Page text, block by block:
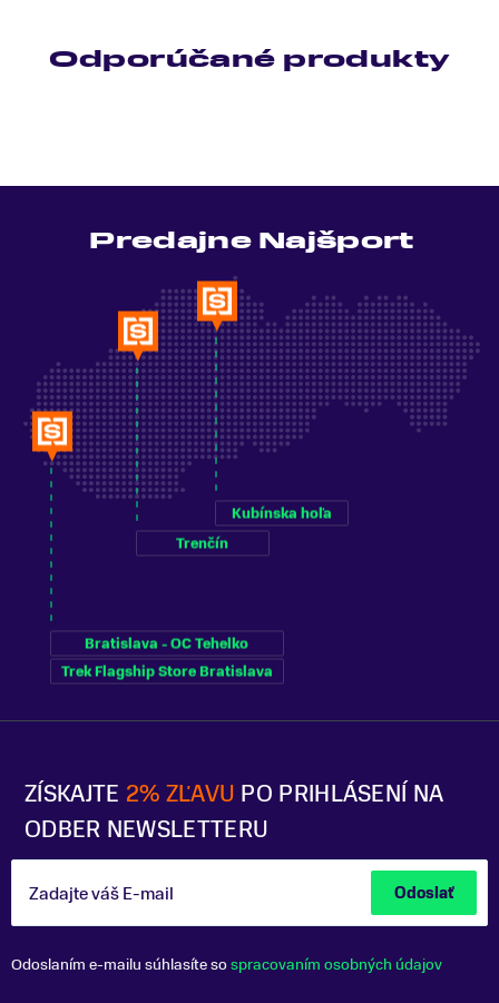
Odporúčané produkty
ZÍSKAJTE 2% ZĽAVU PO PRIHLÁSENÍ NA
ODBER NEWSLETTERU
Zadajte váš E-mail Odoslať
Odoslaním e-mailu súhlasíte sospracovaním osobných údajov
Predajne Najšport
Bratislava - OC Tehelko
Trek Flagship Store Bratislava
Trenčín
Kubínska hoľa